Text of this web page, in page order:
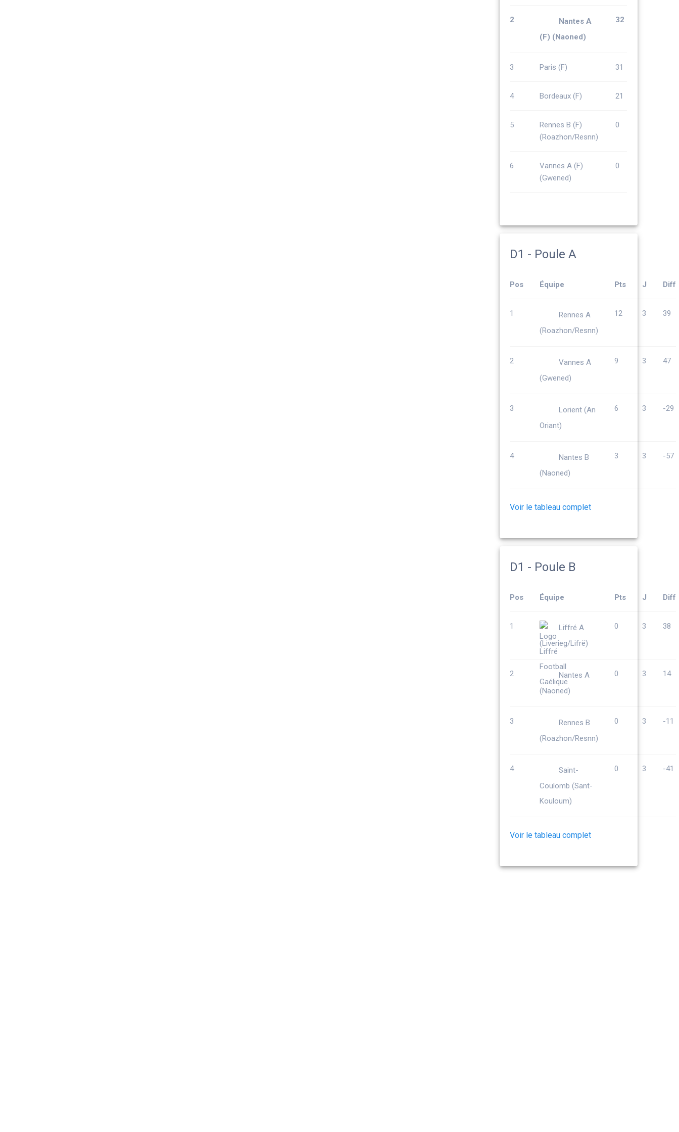
2
Nantes A
(F) (Naoned)
32
3 Paris (F) 31
4 Bordeaux (F) 21
5
Rennes B (F)
(Roazhon/Resnn)
0
6
Vannes A (F)
(Gwened)
0
D1 - Poule A
Pos Équipe Pts J Diff
1
Rennes A
(Roazhon/Resnn)
12 3 39
2
Vannes A
(Gwened)
9 3 47
3
Lorient (An
Oriant)
6 3 -29
4
Nantes B
(Naoned)
3 3 -57
Voir le tableau complet
D1 - Poule B
Pos Équipe Pts J Diff
1
Liffré A
(Liverieg/Lifrë)
0 3 38
2
Nantes A
(Naoned)
0 3 14
3
Rennes B
(Roazhon/Resnn)
0 3 -11
4
Saint-
Coulomb (Sant-
Kouloum)
0 3 -41
Voir le tableau complet